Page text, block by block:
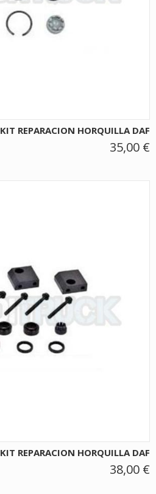
KIT REPARACION HORQUILLA DAF
35,00 €
KIT REPARACION HORQUILLA DAF
38,00 €